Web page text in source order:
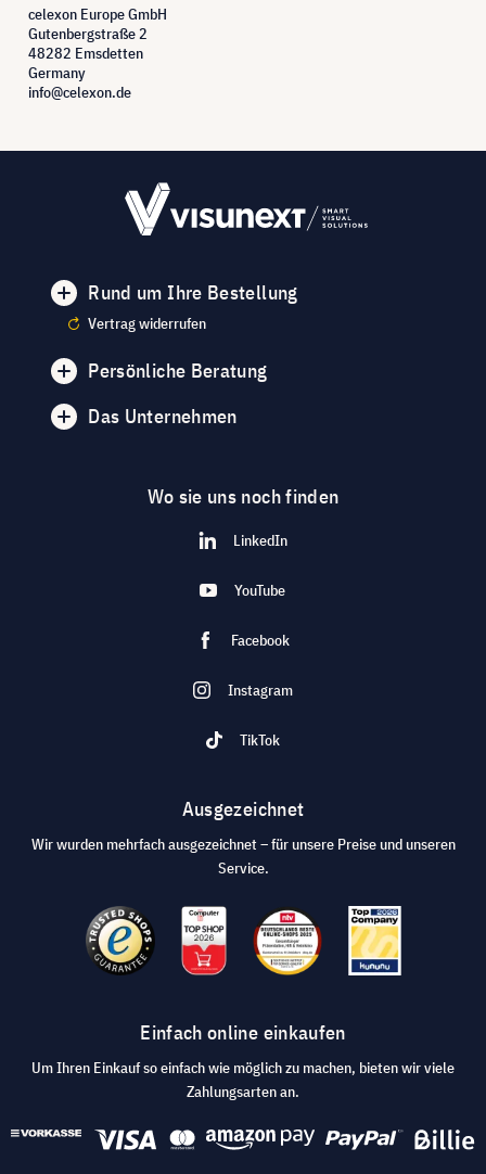
celexon Europe GmbH
Gutenbergstraße 2
48282 Emsdetten
Germany
info@celexon.de
Rund um Ihre Bestellung
Vertrag widerrufen
Persönliche Beratung
Das Unternehmen
Wo sie uns noch finden
LinkedIn
YouTube
Facebook
Instagram
TikTok
Ausgezeichnet
Wir wurden mehrfach ausgezeichnet – für unsere Preise und unseren
Service.
Einfach online einkaufen
Um Ihren Einkauf so einfach wie möglich zu machen, bieten wir viele
Zahlungsarten an.